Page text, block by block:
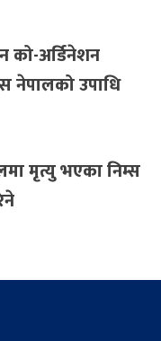
अर्डिनेशन
नेपालको उपाधि
मृत्यु भएका निम्स